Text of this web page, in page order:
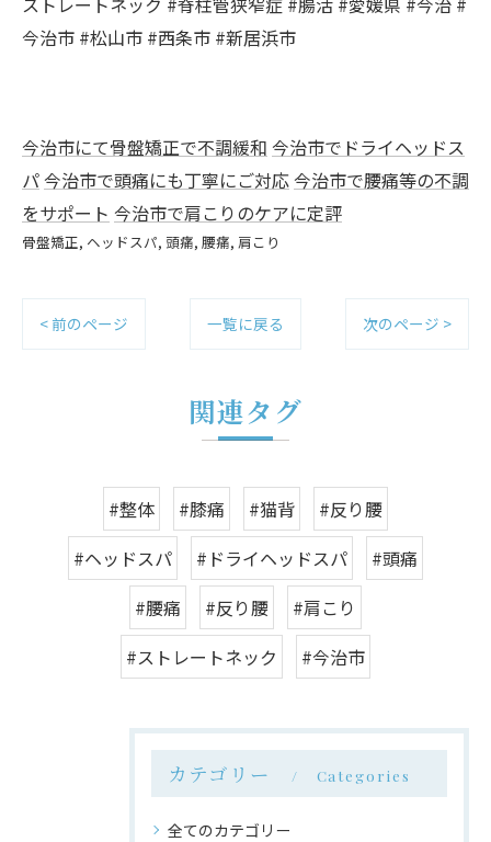
今治市 #松山市 #西条市 #新居浜市
今治市にて骨盤矯正で不調緩和 今治市でドライヘッドス
パ今治市で頭痛にも丁寧にご対応今治市で腰痛等の不調
をサポート 今治市で肩こりのケアに定評
骨盤矯正 ヘッドスパ 頭痛 腰痛 肩こり
< 前のページ 一覧に戻る 次のページ >
関連タグ
#整体 #膝痛 #猫背
#反り腰
#ヘッドスパ
#ドライヘッドスパ
#頭痛
#腰痛
#反り腰
#肩こり
#ストレートネック
#今治市
カテゴリー Categories
全てのカテゴリー